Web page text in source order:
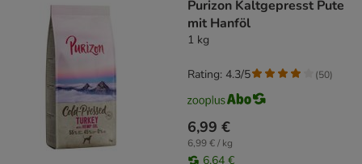
Purizon Kaltgepresst Pute
mit Hanföl
1 kg
6,99 €
6,99 € / kg
6,64 €
Rating: 4.3/5 (50)